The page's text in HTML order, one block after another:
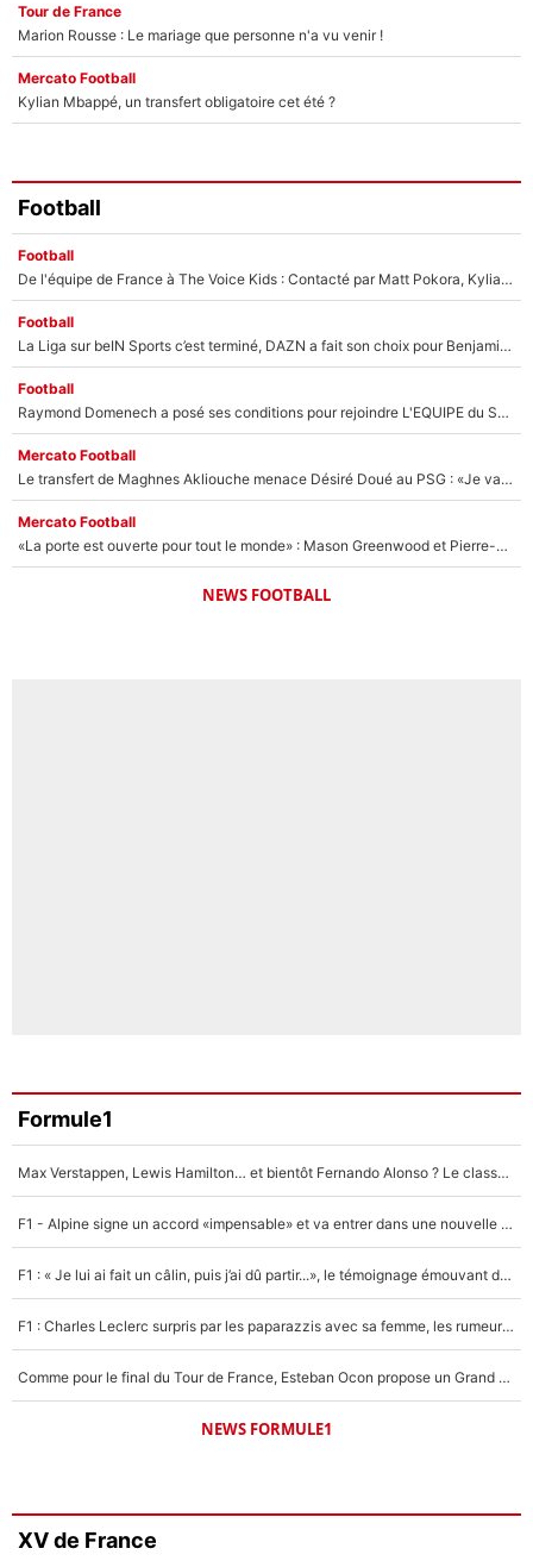
Tour de France
Marion Rousse : Le mariage que personne n'a vu venir !
Mercato Football
Kylian Mbappé, un transfert obligatoire cet été ?
Football
Football
De l'équipe de France à The Voice Kids : Contacté par Matt Pokora, Kylian Mbappé a accepté de jouer un rôle inédit sur TF1 !
Football
La Liga sur beIN Sports c’est terminé, DAZN a fait son choix pour Benjamin Da Silva et Omar Da Fonseca !
Football
Raymond Domenech a posé ses conditions pour rejoindre L'EQUIPE du Soir : Il refuse de faire l'émission avec un autre chroniqueur !
Mercato Football
Le transfert de Maghnes Akliouche menace Désiré Doué au PSG : «Je valide à 200%»
Mercato Football
«La porte est ouverte pour tout le monde» : Mason Greenwood et Pierre-Emerick Aubameyang ont quitté l'OM, Amine Gouiri balance sur la suite du mercato et sur la réaction du vestiaire !
NEWS FOOTBALL
Formule1
Max Verstappen, Lewis Hamilton… et bientôt Fernando Alonso ? Le classement des pilotes les mieux payés en Formule 1 risque de changer !
F1 - Alpine signe un accord «impensable» et va entrer dans une nouvelle dimension : Grande nouvelle pour Pierre Gasly !
F1 : « Je lui ai fait un câlin, puis j’ai dû partir...», le témoignage émouvant de Max Verstappen sur sa fille
F1 : Charles Leclerc surpris par les paparazzis avec sa femme, les rumeurs étaient vraies !
Comme pour le final du Tour de France, Esteban Ocon propose un Grand Prix de Formule 1 à Paris : «Autour de l’Arc de Triomphe, ce serait génial» !
NEWS FORMULE1
XV de France